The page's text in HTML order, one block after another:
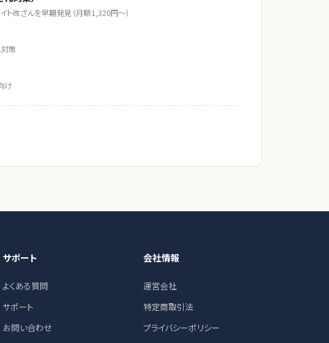
ト改ざんを早期発見（月額1,320円〜）
策
け
サポート
よくある質問
サポート
お問い合わせ
会社情報
運営会社
特定商取引法
プライバシーポリシー